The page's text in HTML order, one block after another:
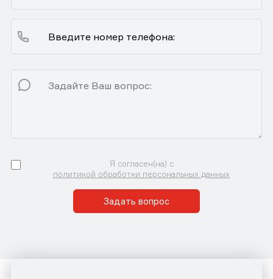
Я согласен(на) с
политикой обработки персональных данных
Задать вопрос